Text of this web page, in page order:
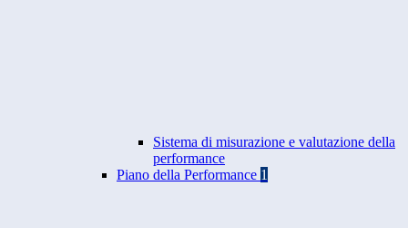
Sistema di misurazione e valutazione della
performance
Piano della Performance 1